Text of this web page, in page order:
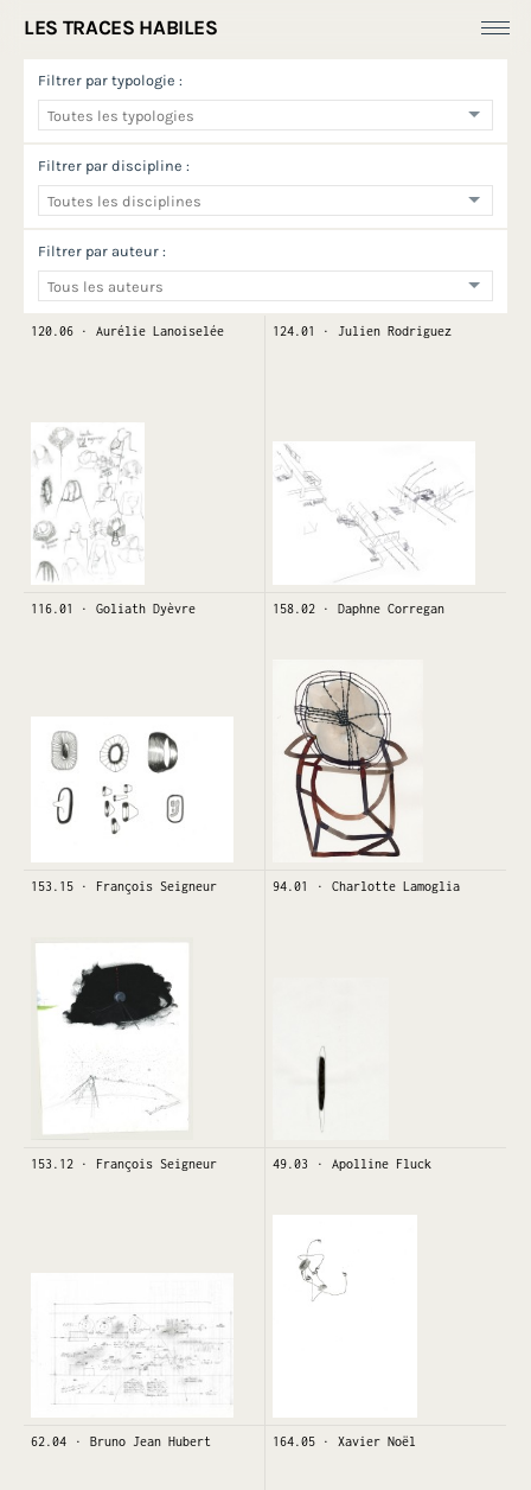
LES TRACES HABILES
Fonds Dess(e)ins
Productions
À propos
Filtrer par typologie :
Filtrer par discipline :
Filtrer par auteur :
120.06 Aurélie Lanoiselée 124.01 Julien Rodriguez
116.01 Goliath Dyèvre 158.02 Daphne Corregan
153.15 François Seigneur 94.01 Charlotte Lamoglia
153.12 François Seigneur 49.03 Apolline Fluck
62.04 Bruno Jean Hubert 164.05 Xavier Noël